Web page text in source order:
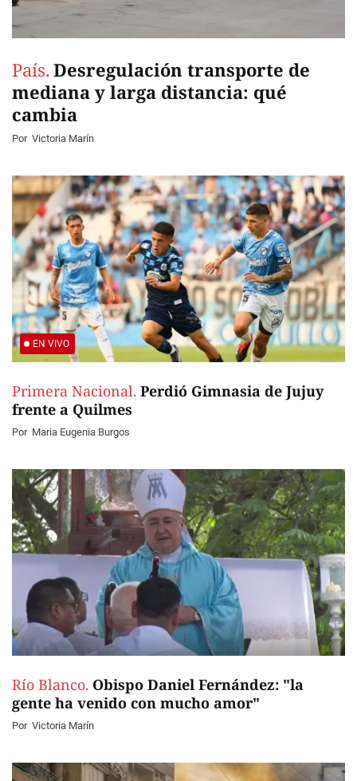
País. Desregulación transporte de
mediana y larga distancia: qué
cambia
Por Victoria Marín
EN VIVO
Primera Nacional. Perdió Gimnasia de Jujuy
frente a Quilmes
Por Maria Eugenia Burgos
Río Blanco. Obispo Daniel Fernández: "la
gente ha venido con mucho amor"
Por Victoria Marín